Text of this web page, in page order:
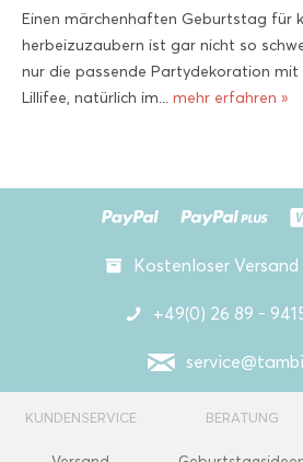
Einen märchenhaften Geburtstag für
herbeizuzaubern ist gar nicht so
nur die passende Partydekoration mit
Lillifee, natürlich im... mehr erfahren »
Kostenloser Versand
+49(0) 26 89 -
KUNDENSERVICE BERATUNG